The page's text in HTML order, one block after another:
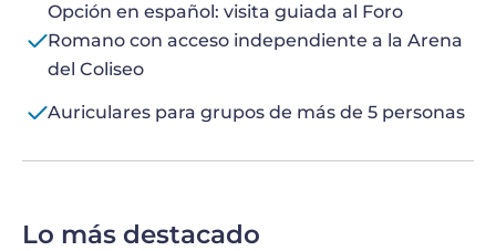
Opción en español: visita guiada al Foro
Romano con acceso independiente a la Arena
del Coliseo
Auriculares para grupos de más de 5 personas
Lo más destacado